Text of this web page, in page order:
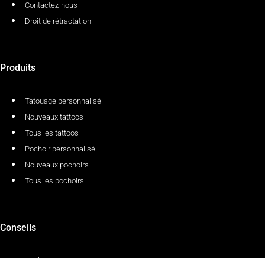
Contactez-nous
Droit de rétractation
Produits
Tatouage personnalisé
Nouveaux tattoos
Tous les tattoos
Pochoir personnalisé
Nouveaux pochoirs
Tous les pochoirs
Conseils